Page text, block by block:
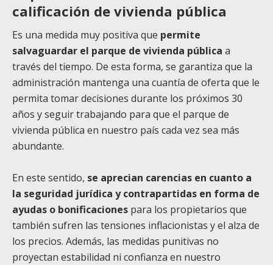
calificación de vivienda pública
Es una medida muy positiva que permite
salvaguardar el parque de vivienda pública a
través del tiempo. De esta forma, se garantiza que la
administración mantenga una cuantía de oferta que le
permita tomar decisiones durante los próximos 30
años y seguir trabajando para que el parque de
vivienda pública en nuestro país cada vez sea más
abundante.
En este sentido, se aprecian carencias en cuanto a
la seguridad jurídica y contrapartidas en forma de
ayudas o bonificaciones para los propietarios que
también sufren las tensiones inflacionistas y el alza de
los precios. Además, las medidas punitivas no
proyectan estabilidad ni confianza en nuestro